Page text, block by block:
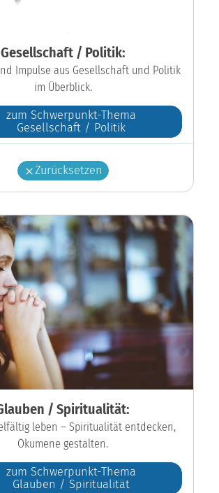
Gesellschaft / Politik:
Impulse aus Gesellschaft und Politik
im Überblick.
zum Schwerpunkt-Thema
Gesellschaft / Politik
Zurücksetzen
/ Spiritualität:
leben – Spiritualität entdecken,
Ökumene gestalten.
zum Schwerpunkt-Thema
Glauben / Spiritualität